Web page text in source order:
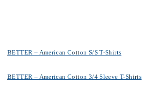
BETTER – American Cotton S/S T-Shirts
BETTER – American Cotton 3/4 Sleeve T-Shirts